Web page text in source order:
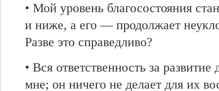
• Мой уровень благосостояния
и ниже, а его — продолжает
Разве это справедливо?
• Вся ответственность за
мне; он ничего не делает для их